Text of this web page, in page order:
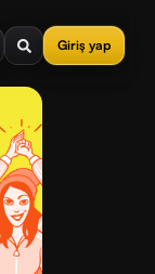
Giriş yap